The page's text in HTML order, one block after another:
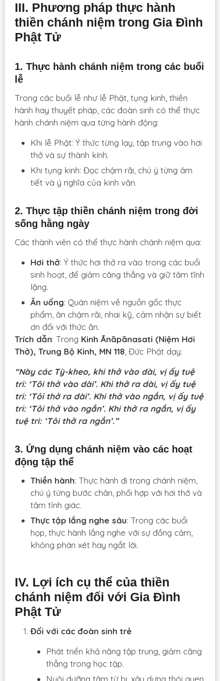
III. Phương pháp thực hành
thiền chánh niệm trong Gia Đình
Phật Tử
1. Thực hành chánh niệm trong các buổi
lễ
Trong các buổi lễ như lễ Phật, tụng kinh, thiền
hành hay thuyết pháp, các đoàn sinh có thể thực
hành chánh niệm qua từng hành động:
Khi lễ Phật: Ý thức từng lạy, tập trung vào hơi
thở và sự thành kính.
Khi tụng kinh: Đọc chậm rãi, chú ý từng âm
tiết và ý nghĩa của kinh văn.
2. Thực tập thiền chánh niệm trong đời
sống hằng ngày
Các thành viên có thể thực hành chánh niệm qua:
Hơi thở: Ý thức hơi thở ra vào trong các buổi
sinh hoạt, để giảm căng thẳng và giữ tâm tĩnh
lặng.
Ăn uống: Quán niệm về nguồn gốc thực
phẩm, ăn chậm rãi, nhai kỹ, cảm nhận sự biết
ơn đối với thức ăn.
Trích dẫn: Trong Kinh Ānāpānasati (Niệm Hơi
Thở), Trung Bộ Kinh, MN 118, Đức Phật dạy:
“Này các Tỳ-kheo, khi thở vào dài, vị ấy tuệ
tri: ‘Tôi thở vào dài’. Khi thở ra dài, vị ấy tuệ
tri: ‘Tôi thở ra dài’. Khi thở vào ngắn, vị ấy tuệ
tri: ‘Tôi thở vào ngắn’. Khi thở ra ngắn, vị ấy
tuệ tri: ‘Tôi thở ra ngắn’.”
3. Ứng dụng chánh niệm vào các hoạt
động tập thể
Thiền hành: Thực hành đi trong chánh niệm,
chú ý từng bước chân, phối hợp với hơi thở và
tâm tỉnh giác.
Thực tập lắng nghe sâu: Trong các buổi
họp, thực hành lắng nghe với sự đồng cảm,
không phán xét hay ngắt lời.
IV. Lợi ích cụ thể của thiền
chánh niệm đối với Gia Đình
Phật Tử
Đối với các đoàn sinh trẻ
Phát triển khả năng tập trung, giảm căng
thẳng trong học tập.